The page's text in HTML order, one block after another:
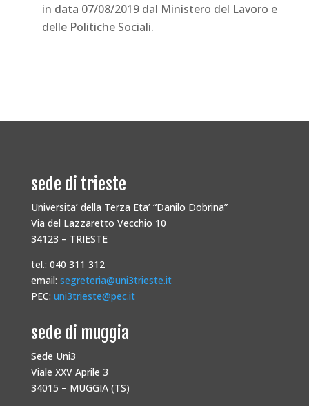
in data 07/08/2019 dal Ministero del Lavoro e
delle Politiche Sociali.
sede di trieste
Universita’ della Terza Eta’ “Danilo Dobrina”
Via del Lazzaretto Vecchio 10
34123 – TRIESTE
tel.: 040 311 312
email: segreteria@uni3trieste.it
PEC: uni3trieste@pec.it
sede di muggia
Sede Uni3
Viale XXV Aprile 3
34015 – MUGGIA (TS)